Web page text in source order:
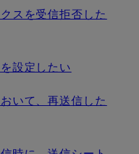
スを受信拒否した
設定したい
いて、再送信した